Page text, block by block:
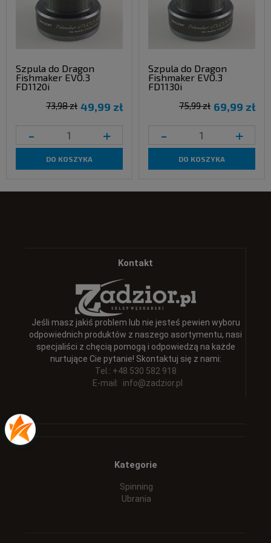
Szpula do Dragon
Fishmaker EVO.3
FD1120i
49,99 zł
73,98 zł
- +
DO KOSZYKA
Szpula do Dragon
Fishmaker EVO.3
FD1130i
69,99 zł
75,99 zł
- +
DO KOSZYKA
Kontakt
Jeśli masz jakiś problem lub nie jesteś pewien wyboru
odpowiednich produktów z naszego asortymentu, nasi
specjaliści z chęcią pomogą i odpowiedzą na każde
nurtujące Cie pytanie! Skontaktuj się z nami:
Tel.: +48 530 582 918
E-mail: info@zadzior.pl
Kategorie
Spinning
Ubrania